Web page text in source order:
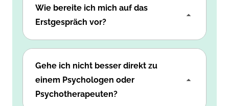
Wie bereite ich mich auf das
Erstgespräch vor?
niedergeschriebene Beobachtungen mit
Ort und Zeit helfen dem Arzt, sich ein
Gehe ich nicht besser direkt zu
einem Psychologen oder
Psychotherapeuten?